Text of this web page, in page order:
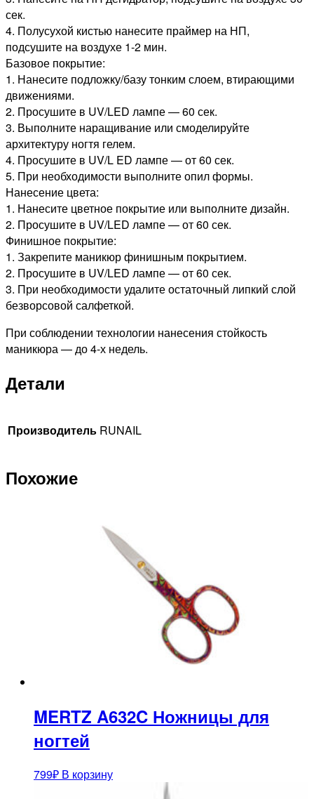
сек.
4. Полусухой кистью нанесите праймер на НП,
подсушите на воздухе 1-2 мин.
Базовое покрытие:
1. Нанесите подложку/базу тонким слоем, втирающими
движениями.
2. Просушите в UV/LED лампе — 60 сек.
3. Выполните наращивание или смоделируйте
архитектуру ногтя гелем.
4. Просушите в UV/L ED лампе — от 60 сек.
5. При необходимости выполните опил формы.
Нанесение цвета:
1. Нанесите цветное покрытие или выполните дизайн.
2. Просушите в UV/LED лампе — от 60 сек.
Финишное покрытие:
1. Закрепите маникюр финишным покрытием.
2. Просушите в UV/LED лампе — от 60 сек.
3. При необходимости удалите остаточный липкий слой
безворсовой салфеткой.
При соблюдении технологии нанесения стойкость
маникюра — до 4-х недель.
Детали
Производитель RUNAIL
Похожие
MERTZ A632C Ножницы для
ногтей
799₽ В корзину